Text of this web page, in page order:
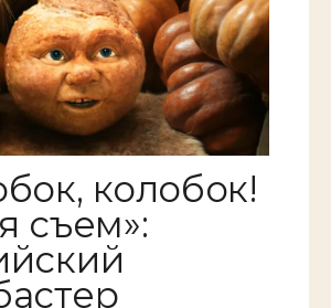
колобок!
съем»: